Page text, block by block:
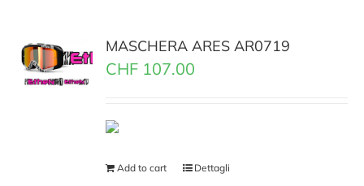
MASCHERA ARES AR0719
CHF 107.00
Add to cart Dettagli